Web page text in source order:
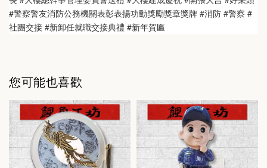
#警察警友消防公務機關表彰表揚功勳獎勵獎章獎牌 #消防 #警察 #
社團交接 #新卸任就職交接典禮 #新年賀匾
您可能也喜歡